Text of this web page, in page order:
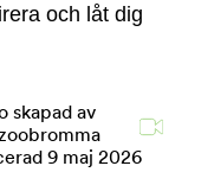
och låt dig